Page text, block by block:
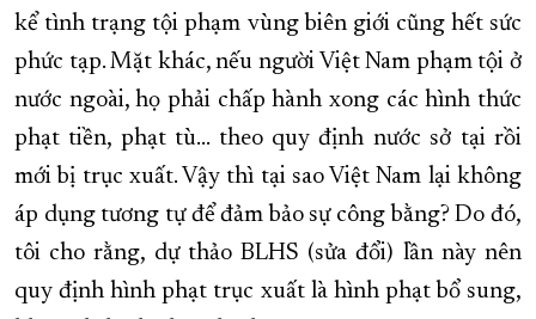
kể tình trạng tội phạm vùng biên giới cũng hết sức
phức tạp. Mặt khác, nếu người Việt Nam phạm tội ở
nước ngoài, họ phải chấp hành xong các hình thức
phạt tiền, phạt tù... theo quy định nước sở tại rồi
mới bị trục xuất. Vậy thì tại sao Việt Nam lại không
áp dụng tương tự để đảm bảo sự công bằng? Do đó,
tôi cho rằng, dự thảo BLHS (sửa đổi) lần này nên
quy định hình phạt trục xuất là hình phạt bổ sung,